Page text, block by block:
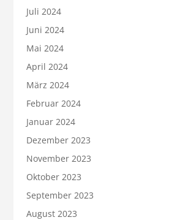
Juli 2024
Juni 2024
Mai 2024
April 2024
März 2024
Februar 2024
Januar 2024
Dezember 2023
November 2023
Oktober 2023
September 2023
August 2023